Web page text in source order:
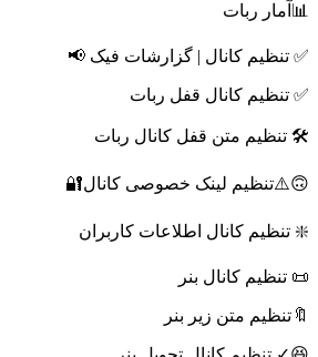
📊آمار ربات
✅ تنظیم کانال | گزارشات فیک 📢
✅ تنظیم کانال قفل ربات
🛠 تنظیم متن قفل کانال ربات
🙃⚠️تنظیم لینک خصوصی کانال🔐
❇️ تنظیم کانال اطلاعات کاربران
📜 تنظیم کانال بنر
🔖تنظیم متن زیر بنر